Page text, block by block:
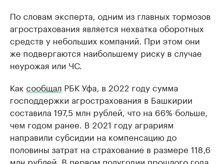
По словам эксперта, одним из главных тормозов
агрострахования является нехватка оборотных
средств у небольших компаний. При этом они
же подвергаются наибольшему риску в случае
неурожая или ЧС.
Как сообщал РБК Уфа, в 2022 году сумма
господдержки агрострахования в Башкирии
составила 197,5 млн рублей, что на 66% больше,
чем годом ранее. В 2021 году аграриям
направили субсидии на компенсацию до
половины затрат на страхование в размере 118,6
млн рублей. В первом полугодии прошлого года